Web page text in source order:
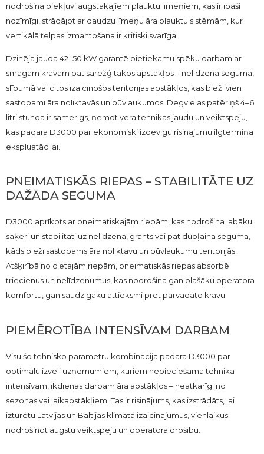
nodrošina piekļuvi augstākajiem plauktu līmeņiem, kas ir īpaši
nozīmīgi, strādājot ar daudzu līmeņu āra plauktu sistēmām, kur
vertikālā telpas izmantošana ir kritiski svarīga.
Dzinēja jauda 42–50 kW garantē pietiekamu spēku darbam ar
smagām kravām pat sarežģītākos apstākļos – nelīdzenā segumā,
slīpumā vai citos izaicinošos teritorijas apstākļos, kas bieži vien
sastopami āra noliktavās un būvlaukumos. Degvielas patēriņš 4–6
litri stundā ir samērīgs, ņemot vērā tehnikas jaudu un veiktspēju,
kas padara D3000 par ekonomiski izdevīgu risinājumu ilgtermiņa
ekspluatācijai.
PNEIMATISKĀS RIEPAS – STABILITĀTE UZ
DAŽĀDA SEGUMA
D3000 aprīkots ar pneimatiskajām riepām, kas nodrošina labāku
saķeri un stabilitāti uz nelīdzena, grants vai pat dubļaina seguma,
kāds bieži sastopams āra noliktavu un būvlaukumu teritorijās.
Atšķirībā no cietajām riepām, pneimatiskās riepas absorbē
triecienus un nelīdzenumus, kas nodrošina gan plašāku operatora
komfortu, gan saudzīgāku attieksmi pret pārvadāto kravu.
PIEMĒROTĪBA INTENSĪVAM DARBAM
Visu šo tehnisko parametru kombinācija padara D3000 par
optimālu izvēli uzņēmumiem, kuriem nepieciešama tehnika
intensīvam, ikdienas darbam āra apstākļos – neatkarīgi no
sezonas vai laikapstākļiem. Tas ir risinājums, kas izstrādāts, lai
izturētu Latvijas un Baltijas klimata izaicinājumus, vienlaikus
nodrošinot augstu veiktspēju un operatora drošību.